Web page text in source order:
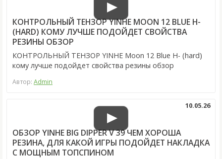
КОНТРОЛЬНЫЙ ТЕНЗОР YINHE MOON 12 BLUE H-
(HARD) КОМУ ЛУЧШЕ ПОДОЙДЕТ СВОЙСТВА
РЕЗИНЫ ОБЗОР
КОНТРОЛЬНЫЙ ТЕНЗОР YINHE Moon 12 Blue H- (hard)
кому лучше подойдет свойства резины обзор
Автор: Admin
ОБЗОР YINHE BIG DIPPER V 39 ЧЕМ ХОРОША
РЕЗИНА, ДЛЯ КАКОЙ ИГРЫ ПОДОЙДЕТ НАКЛАДКА
С МОЩНЫМ ТОПСПИНОМ
10.05.26